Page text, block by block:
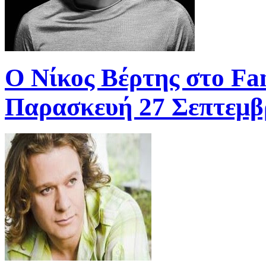
O Νίκος Bέρτης στο
Παρασκευή 27